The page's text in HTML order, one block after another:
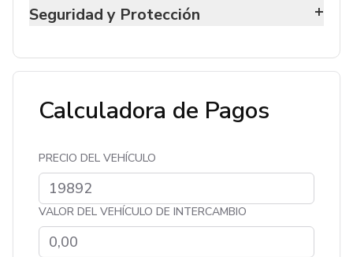
Seguridad y Protección +
Calculadora de Pagos
PRECIO DEL VEHÍCULO
VALOR DEL VEHÍCULO DE INTERCAMBIO